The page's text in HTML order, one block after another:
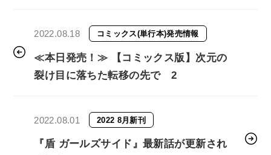
2022.08.18 コミックス(単行本)発売情報
≪本日発売！≫ 【コミックス版】次元の
裂け目に落ちた転移の先で 2
2022.08.01 2022 8月新刊
『盾 ガールズサイド』最新話が更新され